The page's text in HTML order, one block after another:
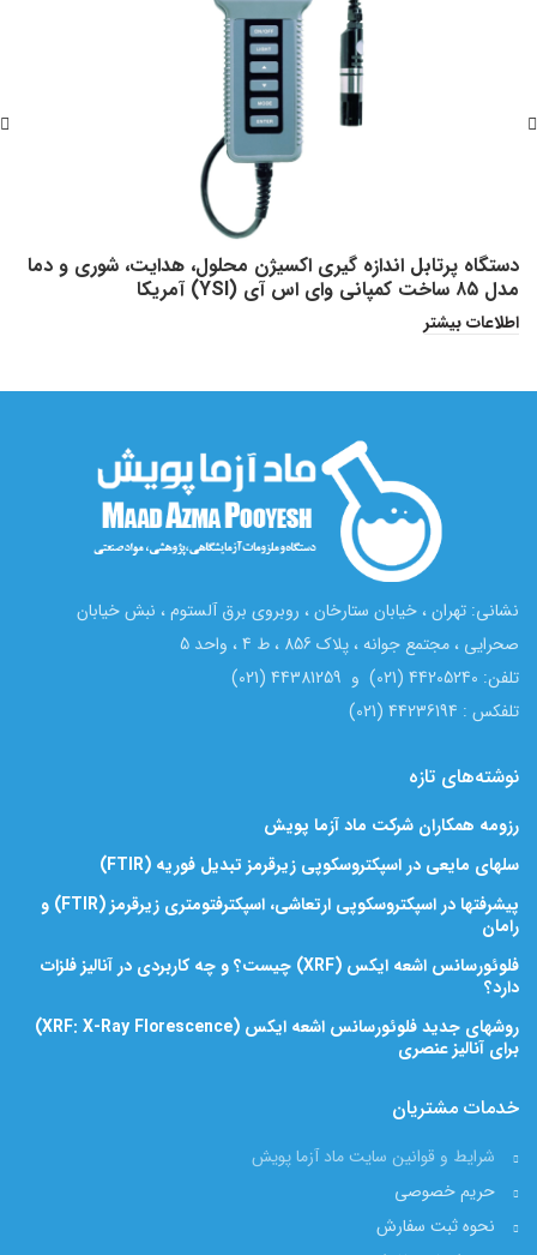
دستگاه پرتابل اندازه گیری اکسیژن محلول، هدایت، شوری و دما
مدل ۸۵ ساخت کمپانی وای اس آی (YSI) آمریکا
اطلاعات بیشتر
نشانی: تهران ، خیابان ستارخان ، روبروی برق آلستوم ، نبش خیابان
صحرایی ، مجتمع جوانه ، پلاک 856 ، ط 4 ، واحد 5
تلفن: 44205240 (021) و 44381259 (021)
تلفکس : 44236194 (021)
نوشته‌های تازه
رزومه همکاران شرکت ماد آزما پویش
سلهای مایعی در اسپکتروسکوپی زیرقرمز تبدیل فوریه (FTIR)
پیشرفتها در اسپکتروسکوپی ارتعاشی، اسپکترفتومتری زیرقرمز (FTIR) و
رامان
فلوئورسانس اشعه ایکس (XRF) چیست؟ و چه کاربردی در آنالیز فلزات
دارد؟
روشهای جدید فلوئورسانس اشعه ایکس (XRF: X-Ray Florescence)
برای آنالیز عنصری
خدمات مشتریان
شرایط و قوانین سایت ماد آزما پویش
حریم خصوصی
نحوه ثبت سفارش